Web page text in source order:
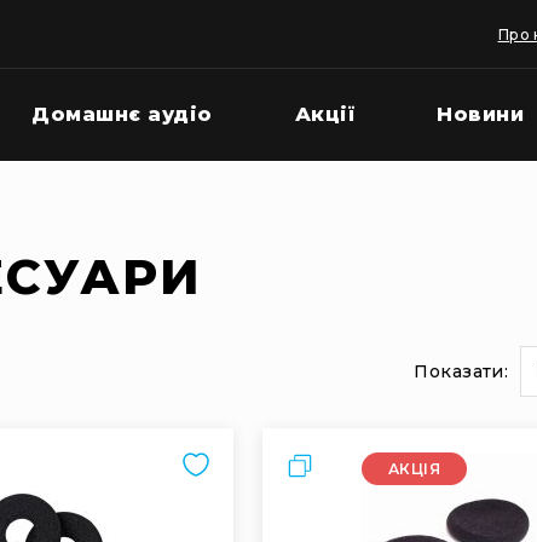
Про
Домашнє аудіо Акції Новини
Показати:
на
ПорівнятиАКЦІЯ